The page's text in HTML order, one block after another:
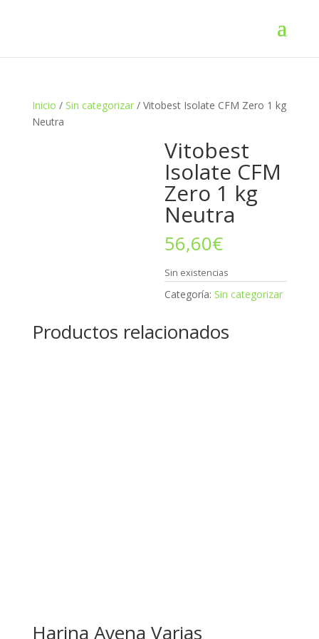
Inicio / Sin categorizar/ Vitobest Isolate CFM Zero 1 kg
Neutra
Vitobest
Isolate CFM
Zero 1 kg
Neutra
56,60€
Sin existencias
Categoría:Sin categorizar
Productos relacionados
Harina Avena Varias